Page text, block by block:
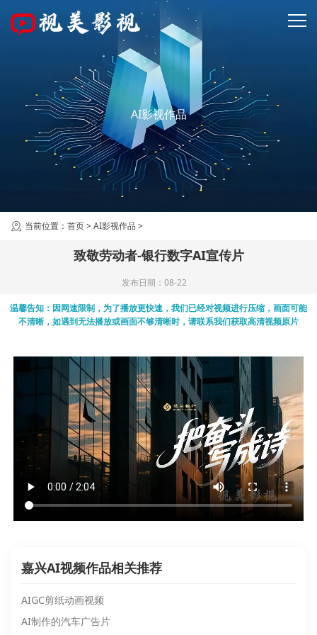
AI影视作品
当前位置： 首页>AI影视作品 >
致敬劳动者-银行数字AI宣传片
发布日期：08-22
温馨告知：因网速限制，为了播放更快速，我们已经对视频进行压缩，画面可能
不清晰，如遇到无法播放或画面不够清晰时，请联系我们获取高清视频原片
嘉兴AI视频作品相关推荐
AIGC剪纸动画视频
AI制作的汽车广告片